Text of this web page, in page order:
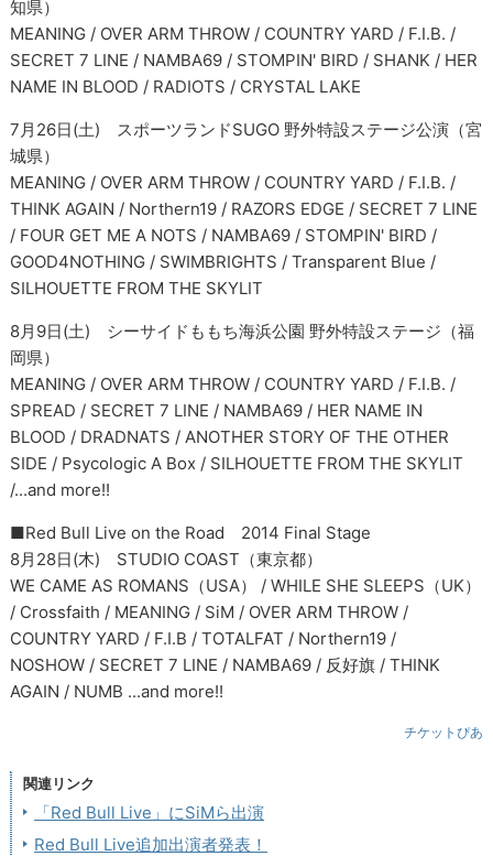
知県）
MEANING / OVER ARM THROW / COUNTRY YARD / F.I.B. /
SECRET 7 LINE / NAMBA69 / STOMPIN' BIRD / SHANK / HER
NAME IN BLOOD / RADIOTS / CRYSTAL LAKE
7月26日(土) スポーツランドSUGO 野外特設ステージ公演（宮
城県）
MEANING / OVER ARM THROW / COUNTRY YARD / F.I.B. /
THINK AGAIN / Northern19 / RAZORS EDGE / SECRET 7 LINE
/ FOUR GET ME A NOTS / NAMBA69 / STOMPIN' BIRD /
GOOD4NOTHING / SWIMBRIGHTS / Transparent Blue /
SILHOUETTE FROM THE SKYLIT
8月9日(土) シーサイドももち海浜公園 野外特設ステージ（福
岡県）
MEANING / OVER ARM THROW / COUNTRY YARD / F.I.B. /
SPREAD / SECRET 7 LINE / NAMBA69 / HER NAME IN
BLOOD / DRADNATS / ANOTHER STORY OF THE OTHER
SIDE / Psycologic A Box / SILHOUETTE FROM THE SKYLIT
/...and more!!
■Red Bull Live on the Road 2014 Final Stage
8月28日(木) STUDIO COAST（東京都）
WE CAME AS ROMANS（USA） / WHILE SHE SLEEPS（UK）
/ Crossfaith / MEANING / SiM / OVER ARM THROW /
COUNTRY YARD / F.I.B / TOTALFAT / Northern19 /
NOSHOW / SECRET 7 LINE / NAMBA69 / 反好旗 / THINK
AGAIN / NUMB ...and more!!
チケットぴあ
関連リンク
「Red Bull Live」にSiMら出演
Red Bull Live追加出演者発表！